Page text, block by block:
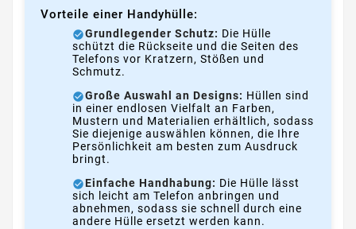
Vorteile einer Handyhülle:
Grundlegender Schutz: Die Hülle
schützt die Rückseite und die Seiten des
Telefons vor Kratzern, Stößen und
Schmutz.
Große Auswahl an Designs: Hüllen sind
in einer endlosen Vielfalt an Farben,
Mustern und Materialien erhältlich, sodass
Sie diejenige auswählen können, die Ihre
Persönlichkeit am besten zum Ausdruck
bringt.
Einfache Handhabung: Die Hülle lässt
sich leicht am Telefon anbringen und
abnehmen, sodass sie schnell durch eine
andere Hülle ersetzt werden kann.